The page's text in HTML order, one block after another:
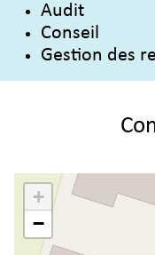
Audit
Conseil
Gestion des
+
−